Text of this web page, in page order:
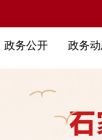
政务公开 政务